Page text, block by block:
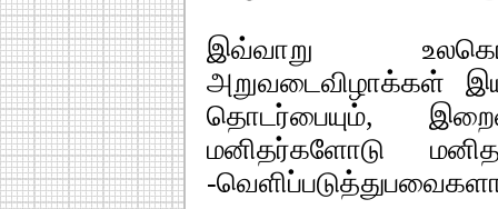
இவ்வாறு
அறுவடைவிழாக்கள்
தொடர்பையும்,
மனிதர்களோடு
-